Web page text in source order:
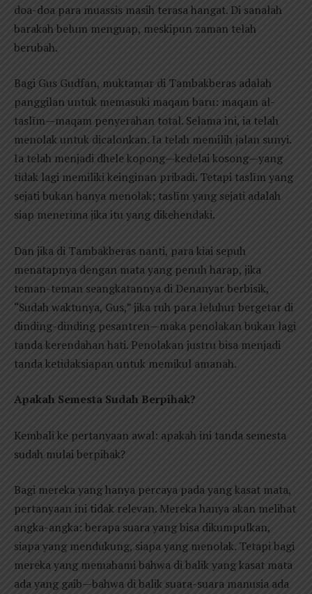
doa-doa para muassis masih terasa hangat. Di sanalah
barakah belum menguap, meskipun zaman telah
berubah.
Bagi Gus Gudfan, muktamar di Tambakberas adalah
panggilan untuk memasuki maqam baru: maqam al-
taslīm—maqam penyerahan total. Selama ini, ia telah
menolak untuk dicalonkan. Ia telah memilih jalan sunyi.
Ia telah menjadi dhele kopong—kedelai kosong—yang
tidak lagi memiliki keinginan pribadi. Tetapi taslīm yang
sejati bukan hanya menolak; taslīm yang sejati adalah
siap menerima jika itu yang dikehendaki.
Dan jika di Tambakberas nanti, para kiai sepuh
menatapnya dengan mata yang penuh harap, jika
teman-teman seangkatannya di Denanyar berbisik,
“Sudah waktunya, Gus,” jika ruh para leluhur bergetar di
dinding-dinding pesantren—maka penolakan bukan lagi
tanda kerendahan hati. Penolakan justru bisa menjadi
tanda ketidaksiapan untuk memikul amanah.
Apakah Semesta Sudah Berpihak?
Kembali ke pertanyaan awal: apakah ini tanda semesta
sudah mulai berpihak?
Bagi mereka yang hanya percaya pada yang kasat mata,
pertanyaan ini tidak relevan. Mereka hanya akan melihat
angka-angka: berapa suara yang bisa dikumpulkan,
siapa yang mendukung, siapa yang menolak. Tetapi bagi
mereka yang memahami bahwa di balik yang kasat mata
ada yang gaib—bahwa di balik suara-suara manusia ada